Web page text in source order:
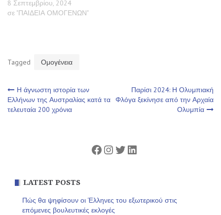
8 Σεπτεμβρίου, 2024
σε "ΠΑΙΔΕΙΑ ΟΜΟΓΕΝΩΝ"
Tagged Ομογένεια
Πλοήγηση
άρθρων
Η άγνωστη ιστορία των
Ελλήνων της Αυστραλίας κατά τα
τελευταία 200 χρόνια
Παρίσι 2024: Η Ολυμπιακή
Φλόγα ξεκίνησε από την Αρχαία
Ολυμπία
Facebook
Instagram
Twitter
Linkedin
LATEST POSTS
Πώς θα ψηφίσουν οι Έλληνες του εξωτερικού στις
επόμενες βουλευτικές εκλογές